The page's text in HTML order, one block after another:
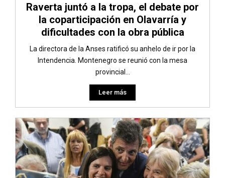
Raverta juntó a la tropa, el debate por
la coparticipación en Olavarría y
dificultades con la obra pública
La directora de la Anses ratificó su anhelo de ir por la
Intendencia. Montenegro se reunió con la mesa
provincial...
Leer más